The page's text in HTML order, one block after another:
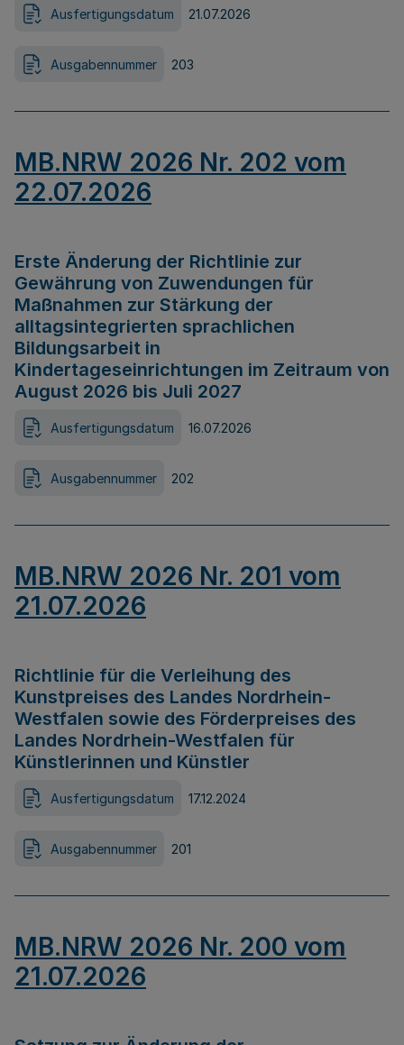
Ausfertigungsdatum 21.07.2026
Ausgabennummer 203
MB.NRW 2026 Nr. 202 vom
22.07.2026
Erste Änderung der Richtlinie zur
Gewährung von Zuwendungen für
Maßnahmen zur Stärkung der
alltagsintegrierten sprachlichen
Bildungsarbeit in
Kindertageseinrichtungen im Zeitraum von
August 2026 bis Juli 2027
Ausfertigungsdatum 16.07.2026
Ausgabennummer 202
MB.NRW 2026 Nr. 201 vom
21.07.2026
Richtlinie für die Verleihung des
Kunstpreises des Landes Nordrhein-
Westfalen sowie des Förderpreises des
Landes Nordrhein-Westfalen für
Künstlerinnen und Künstler
Ausfertigungsdatum 17.12.2024
Ausgabennummer 201
MB.NRW 2026 Nr. 200 vom
21.07.2026